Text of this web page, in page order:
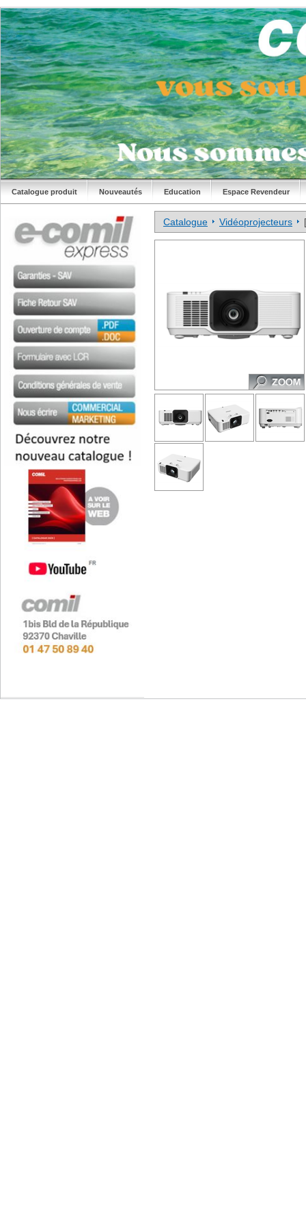
Catalogue produit Nouveautés Education Espace Revendeur
Catalogue Vidéoprojecteurs